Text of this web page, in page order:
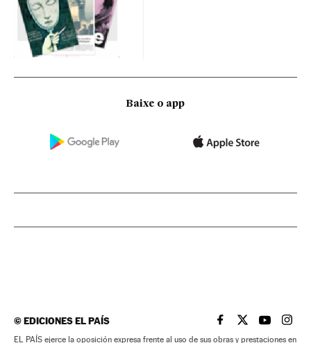
Baixe o app
©EDICIONES EL PAÍS EL PAÍS BRASIL EN
EL PAÍSEL PAÍS
EL
EL PAÍS ejerce la oposición expresa frente al uso de sus obras y prestaciones en